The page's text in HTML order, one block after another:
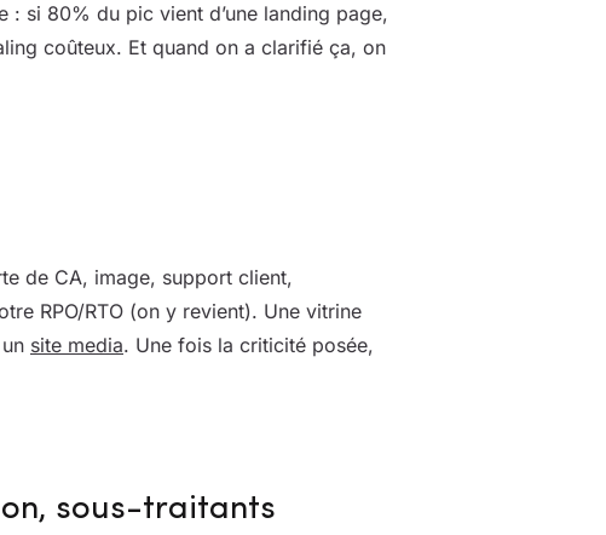
: si 80% du pic vient d’une landing page,
coûteux. Et quand on a clarifié ça, on
de CA, image, support client,
RPO/RTO (on y revient). Une vitrine
site media. Une fois la criticité posée,
sous-traitants